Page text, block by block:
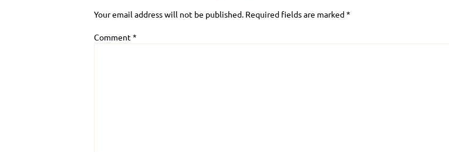
Your email address will not be published. Required fields are marked*
Comment*